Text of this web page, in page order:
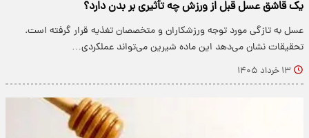
یک قاشق عسل قبل از ورزش چه تأثیری بر بدن دارد؟
عسل به تازگی مورد توجه ورزشکاران و متخصصان تغذیه قرار گرفته است.
تحقیقات نشان می‌دهد این ماده شیرین می‌تواند عملکردی…
۱۳ خرداد ۱۴۰۵